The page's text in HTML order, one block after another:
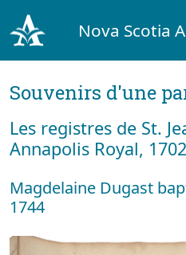
Nova Scotia
Souvenirs d'une
Les registres de St.
Annapolis Royal,
Magdelaine Dugast
1744